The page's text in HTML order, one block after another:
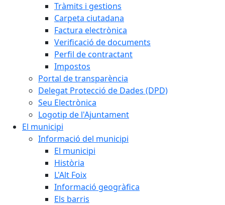
Tràmits i gestions
Carpeta ciutadana
Factura electrònica
Verificació de documents
Perfil de contractant
Impostos
Portal de transparència
Delegat Protecció de Dades (DPD)
Seu Electrònica
Logotip de l'Ajuntament
El municipi
Informació del municipi
El municipi
Història
L'Alt Foix
Informació geogràfica
Els barris